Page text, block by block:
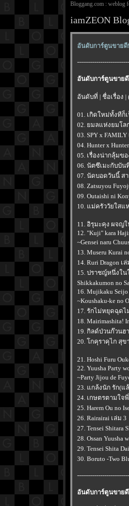
Bloggang.com : weblog
iamZEON
อันดับการ์ตูนขายดี
อันดับการ์ตูนขาย
อันดับที่ | ชื่อเรื่อง
01. เกิดใหม่ทั้งทีก็เ
02. ยมลแห่งยมโลก
03. SPY x FAMILY
04. Hunter x
05. เรื่องน่ากลุ้มขอ
06. นัตซึเมะกับบันทึ
07. นัดบอดวันนี้ สา
08. Zatsuyou
09. Outaishi ni
10. แม่ครัววัยใสแห่
11. อิรุมะคุง ผจญใ
12. "Kuji" kara
~Gensei naru
13. Museru Kurai
14. Ruri Dragon เล่
15. ปราชญ์หนึ่งใ
Shikkakumon no
16. Mujikaku Seijo
~Koushaku-ke no
17. รักไม่หยุดฉุดไ
18. Mairimashita!
19. กิลด์ป่วนก๊วนฮา
20. โกคุราคุไก สุข
21. Hoshi Furu
22. Yuusha Party
~Party Jijou de
23. แกล้งนัก รัก(แล้
24. เกษตรตามใจพี่
25. Harem Ou no
26. Rairairai เล่ม 3
27. Tensei Shitara
28. Ossan Yuusha
29. Tensei Shita
30. Boruto -Two
อันดับการ์ตูนขาย